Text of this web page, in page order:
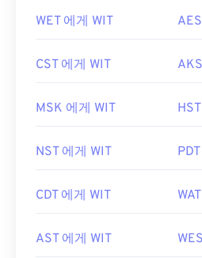
WET 에게 WIT
CST 에게 WIT
MSK 에게 WIT
NST 에게 WIT
CDT 에게 WIT
AST 에게 WIT